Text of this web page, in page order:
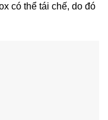
có thể tái chế, do đó